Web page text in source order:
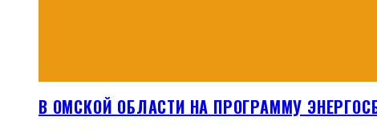
В ОМСКОЙ ОБЛАСТИ НА ПРОГРАММУ